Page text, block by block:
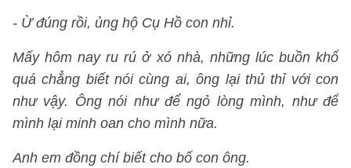
- Ừ đúng rồi, ủng hộ Cụ Hồ con nhỉ.
Mấy hôm nay ru rú ở xó nhà, những lúc buồn khổ
quá chẳng biết nói cùng ai, ông lại thủ thỉ với con
như vậy. Ông nói như để ngỏ lòng mình, như để
mình lại minh oan cho mình nữa.
Anh em đồng chí biết cho bố con ông.